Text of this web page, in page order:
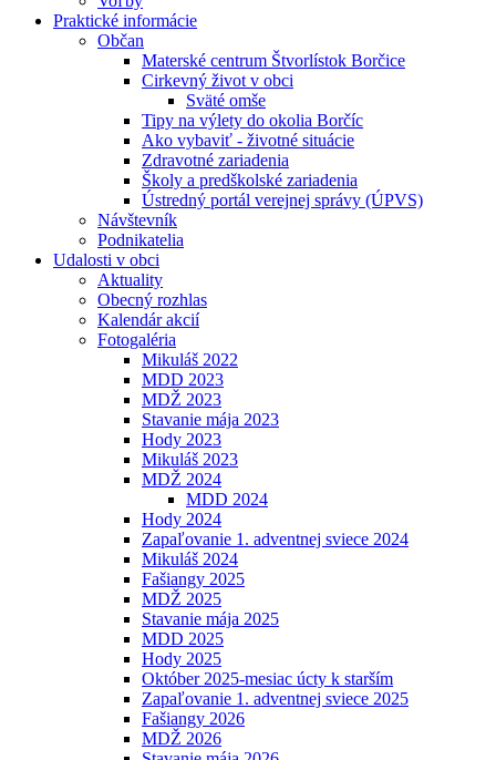
Praktické informácie
Občan
Materské centrum Štvorlístok Borčice
Cirkevný život v obci
Sväté omše
Tipy na výlety do okolia Borčíc
Ako vybaviť - životné situácie
Zdravotné zariadenia
Školy a predškolské zariadenia
Ústredný portál verejnej správy (ÚPVS)
Návštevník
Podnikatelia
Udalosti v obci
Aktuality
Obecný rozhlas
Kalendár akcií
Fotogaléria
Mikuláš 2022
MDD 2023
MDŽ 2023
Stavanie mája 2023
Hody 2023
Mikuláš 2023
MDŽ 2024
MDD 2024
Hody 2024
Zapaľovanie 1. adventnej sviece 2024
Mikuláš 2024
Fašiangy 2025
MDŽ 2025
Stavanie mája 2025
MDD 2025
Hody 2025
Október 2025-mesiac úcty k starším
Zapaľovanie 1. adventnej sviece 2025
Fašiangy 2026
MDŽ 2026